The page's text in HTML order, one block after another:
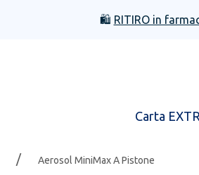
🛍️ RITIRO in
Carta
/ Aerosol MiniMax A Pistone